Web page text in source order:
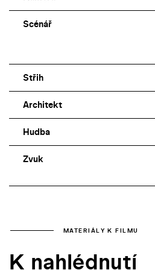
Scénář
Střih
Architekt
Hudba
Zvuk
MATERIÁLY K FILMU
K nahlédnutí